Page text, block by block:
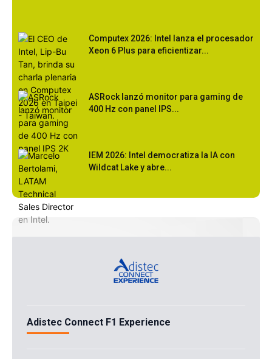
Computex 2026: Intel lanza el procesador
Xeon 6 Plus para eficientizar...
ASRock lanzó monitor para gaming de
400 Hz con panel IPS...
IEM 2026: Intel democratiza la IA con
Wildcat Lake y abre...
Adistec Connect F1 Experience